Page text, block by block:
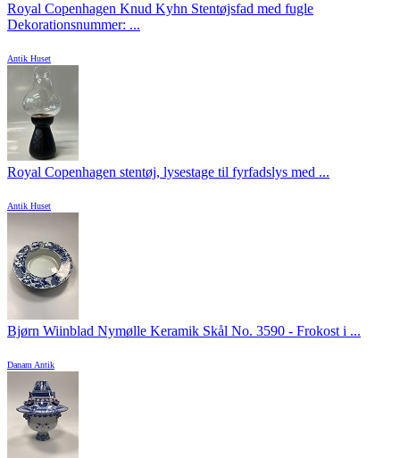
Royal Copenhagen Knud Kyhn Stentøjsfad med fugle
Dekorationsnummer: ...
Antik Huset
Royal Copenhagen stentøj, lysestage til fyrfadslys med ...
Antik Huset
Bjørn Wiinblad Nymølle Keramik Skål No. 3590 - Frokost i ...
Danam Antik